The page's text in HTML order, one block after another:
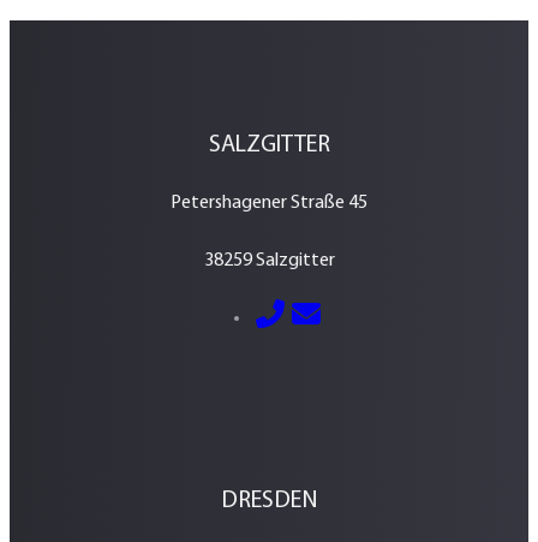
SALZGITTER
Petershagener Straße 45
38259 Salzgitter
05341 – 2884600
E-Mail senden
DRESDEN